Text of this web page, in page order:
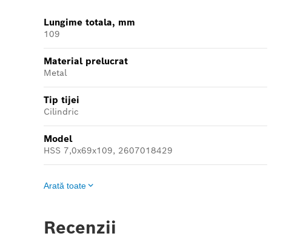
Lungime totala, mm
109
Material prelucrat
Metal
Tip tijei
Cilindric
Model
HSS 7,0x69x109, 2607018429
Arată toate
Recenzii